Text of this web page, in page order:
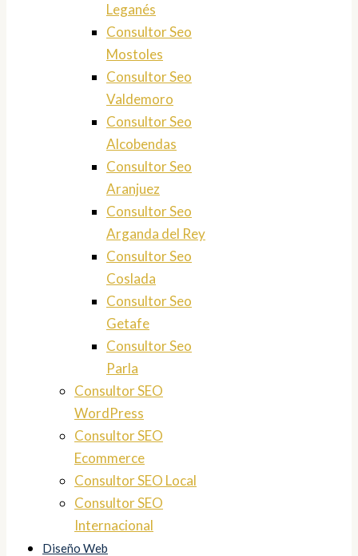
Leganés
Consultor Seo
Mostoles
Consultor Seo
Valdemoro
Consultor Seo
Alcobendas
Consultor Seo
Aranjuez
Consultor Seo
Arganda del Rey
Consultor Seo
Coslada
Consultor Seo
Getafe
Consultor Seo
Parla
Consultor SEO
WordPress
Consultor SEO
Ecommerce
Consultor SEO Local
Consultor SEO
Internacional
Diseño Web